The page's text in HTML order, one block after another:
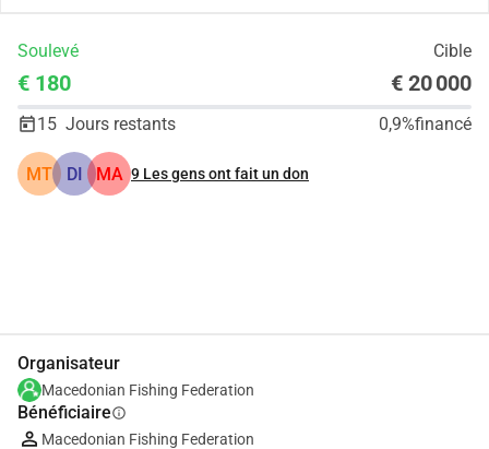
Soulevé Cible
€ 180 € 20 000
15 Jours restants 0,9%financé
MT DI MA 9 Les gens ont fait un don
Organisateur
Macedonian Fishing Federation
Bénéficiaireinfo
Macedonian Fishing Federation